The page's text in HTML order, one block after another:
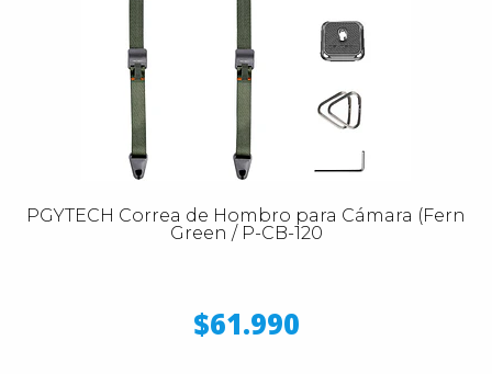
PGYTECH Correa de Hombro para Cámara (Fern
Green / P-CB-120
$61.990